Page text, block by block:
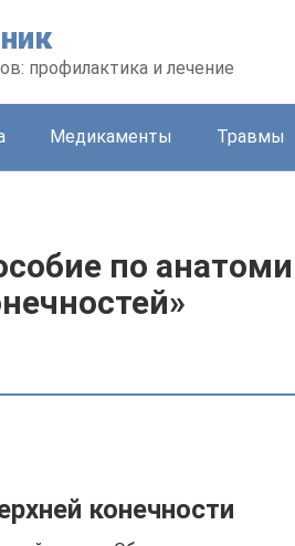
профилактика и лечение
Медикаменты Травмы
по
конечности